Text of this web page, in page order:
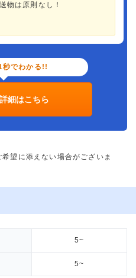
物は原則なし！
秒でわかる!!
細はこちら
望に添えない場合がございま
5~
5~